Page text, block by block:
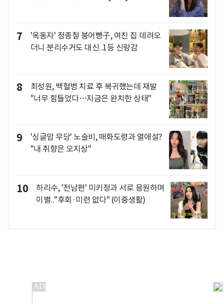
7
'옥동자' 정종철 붕어빵子, 여친 집 데려오
더니 분리수거도 대신..1등 신랑감
8
최성원, 백혈병 치료 후 복귀했는데 재발
"너무 힘들었다…지금은 완치한 상태"
9
'싱글맘 무당' 노슬비, 매화도령과 열애설?
"내 취향은 오지상"
10
하리수, '전남편' 미키정과 서로 응원하며
이별.."후회·미련 없다" (이중생활)